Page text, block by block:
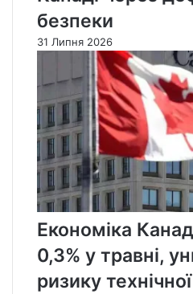
безпеки
31 Липня 2026
Економіка
0,3% у травні,
ризику